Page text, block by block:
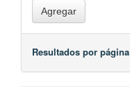
Resultados por página